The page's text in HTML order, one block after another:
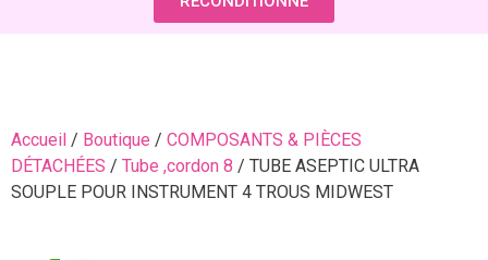
Accueil / Boutique / COMPOSANTS & PIÈCES
DÉTACHÉES / Tube ,cordon 8 / TUBE ASEPTIC ULTRA
SOUPLE POUR INSTRUMENT 4 TROUS MIDWEST